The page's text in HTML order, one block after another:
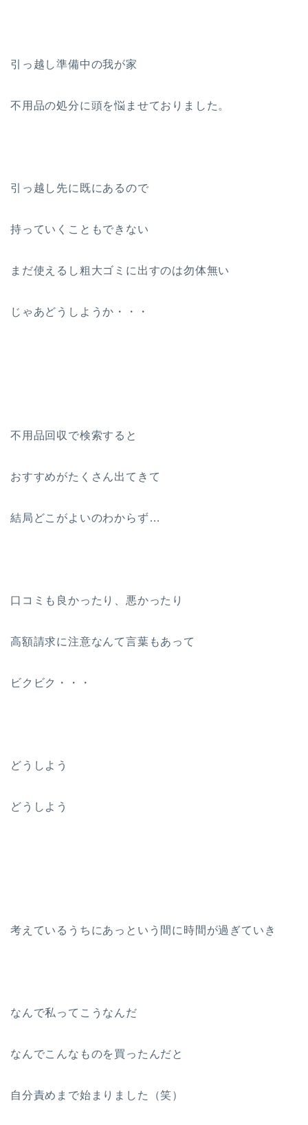
引っ越し準備中の我が家
不用品の処分に頭を悩ませておりました。
引っ越し先に既にあるので
持っていくこともできない
まだ使えるし粗大ゴミに出すのは勿体無い
じゃあどうしようか・・・
不用品回収で検索すると
おすすめがたくさん出てきて
結局どこがよいのわからず…
口コミも良かったり、悪かったり
高額請求に注意なんて言葉もあって
ビクビク・・・
どうしよう
どうしよう
考えているうちにあっという間に時間が過ぎていき
なんで私ってこうなんだ
なんでこんなものを買ったんだと
自分責めまで始まりました（笑）